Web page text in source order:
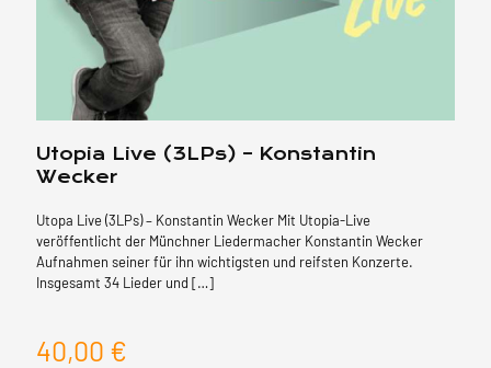
Utopia Live (3LPs) – Konstantin
Wecker
Utopa Live (3LPs) – Konstantin Wecker Mit Utopia-Live
veröffentlicht der Münchner Liedermacher Konstantin Wecker
Aufnahmen seiner für ihn wichtigsten und reifsten Konzerte.
Insgesamt 34 Lieder und […]
40,00 €